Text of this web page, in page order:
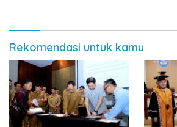
Rekomendasi untuk kamu